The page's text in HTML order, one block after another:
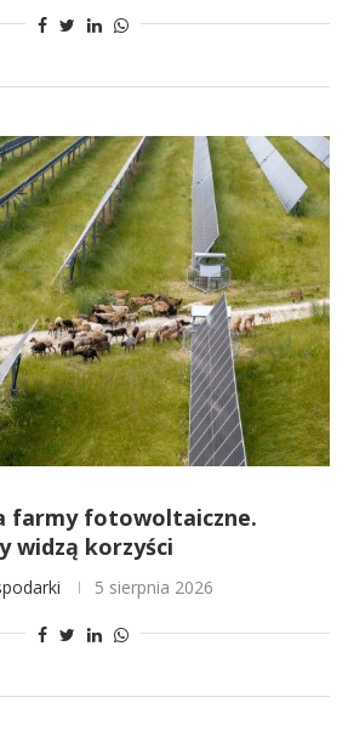
farmy fotowoltaiczne.
widzą korzyści
5 sierpnia 2026